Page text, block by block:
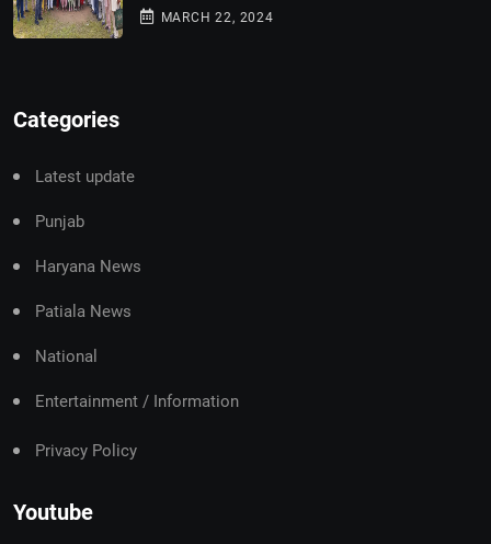
MARCH 22, 2024
Categories
Latest update
Punjab
Haryana News
Patiala News
National
Entertainment / Information
Privacy Policy
Youtube